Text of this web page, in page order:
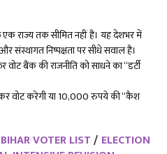
एक राज्य तक सीमित नहीं हैं। यह देशभर में
और संस्थागत निष्पक्षता पर सीधे सवाल हैं।
बैंक की राजनीति को साधने का “डर्टी
वोट करेगी या 10,000 रुपये की “कैश
BIHAR VOTER LIST
ELECTION